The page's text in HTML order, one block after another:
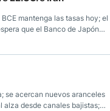
mantenga las tasas hoy; el
que el Banco de Japón
se acercan nuevos aranceles
alza desde canales bajistas;